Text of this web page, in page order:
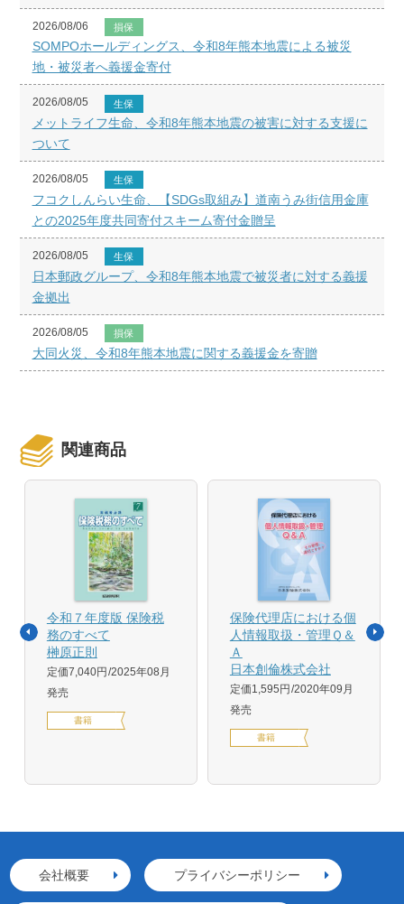
2026/08/06 損保
SOMPOホールディングス、令和8年熊本地震による被災
地・被災者へ義援金寄付
2026/08/05 生保
メットライフ生命、令和8年熊本地震の被害に対する支援に
ついて
2026/08/05 生保
フコクしんらい生命、【SDGs取組み】道南うみ街信用金庫
との2025年度共同寄付スキーム寄付金贈呈
2026/08/05 生保
日本郵政グループ、令和8年熊本地震で被災者に対する義援
金拠出
2026/08/05 損保
大同火災、令和8年熊本地震に関する義援金を寄贈
関連商品
令和７年度版 保険税
務のすべて
榊原正則
定価7,040円 2025年08月
発売
書籍
保険代理店における個
人情報取扱・管理Ｑ＆
Ａ
日本創倫株式会社
定価1,595円 2020年09月
発売
書籍
会社概要 プライバシーポリシー